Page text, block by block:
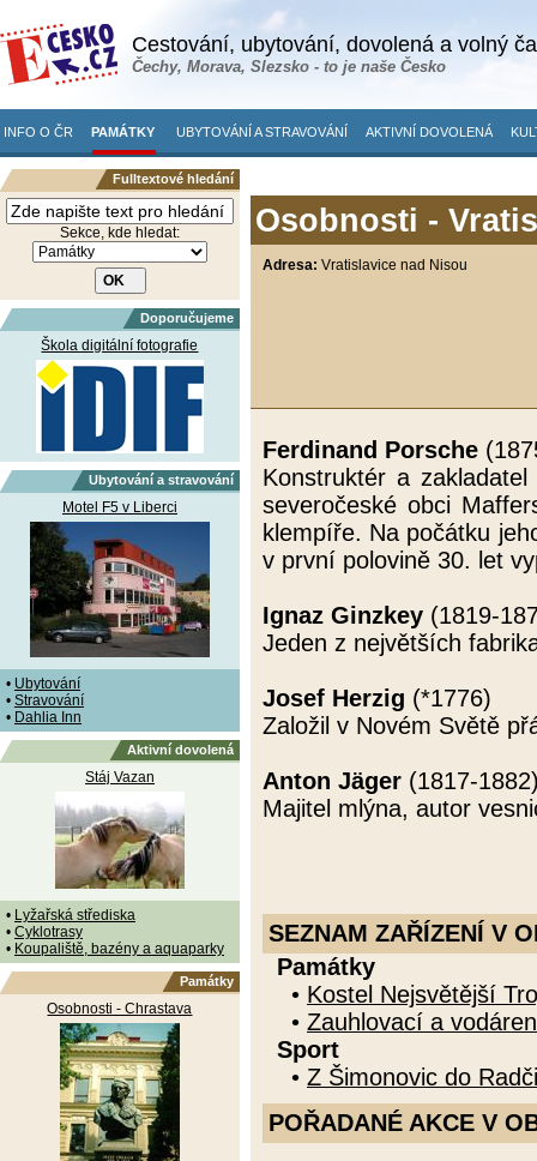
Cestování, ubytování, dovolená a volný
Čechy, Morava, Slezsko - to je naše Česko
INFO O ČR PAMÁTKY UBYTOVÁNÍ A STRAVOVÁNÍ AKTIVNÍ DOVOLENÁ
Fulltextové hledání
Sekce, kde hledat:
Doporučujeme
Škola digitální fotografie
Ubytování a stravování
Motel F5 v Liberci
• Ubytování
• Stravování
• Dahlia Inn
Aktivní dovolená
Stáj Vazan
• Lyžařská střediska
• Cyklotrasy
• Koupaliště, bazény a aquaparky
Památky
Osobnosti - Chrastava
Osobnosti -
Adresa: Vratislavice nad Nisou
Ferdinand Porsche
Konstruktér a
severočeské obci
klempíře. Na počátku
v první polovině 30. let
Ignaz Ginzkey (1819-
Jeden z největších
Josef Herzig (*1776)
Založil v Novém Světě
Anton Jäger (1817-
Majitel mlýna, autor
SEZNAM ZAŘÍZENÍ V
Památky
• Kostel Nejsvětější
• Zauhlovací a
Sport
• Z Šimonovic do
POŘADANÉ AKCE V